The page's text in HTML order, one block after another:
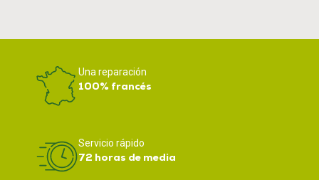
Una reparación
100% francés
Servicio rápido
72 horas de media